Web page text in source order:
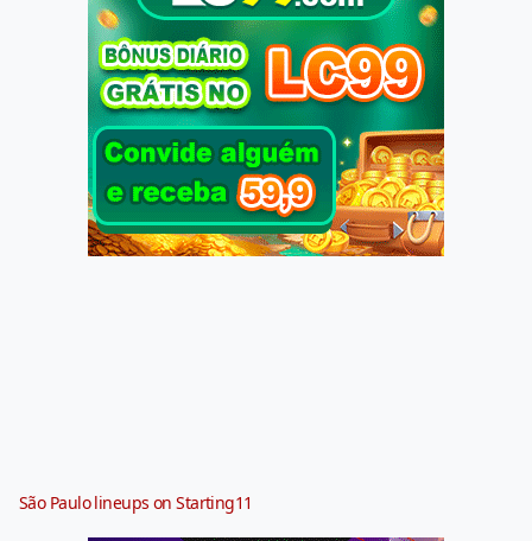
São Paulo lineups on Starting11